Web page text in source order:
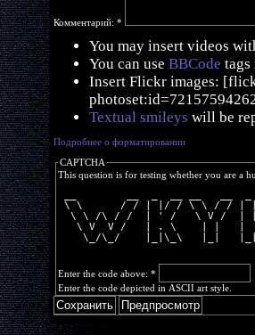
Комментарий: *
You may insert videos
You can use BBCode
Insert Flickr images:
Textual smileys will be
Подробнее о форматировании
CAPTCHA
This question is for testing whether you are a
\ \      / / | |/ / \ \ / / |
\ \ /\ / /  | ' /   \ V /  |
\ V  V /   | . \    | |   |
\_/\_/    |_|\_\   |_|   |_|
Enter the code above: *
Enter the code depicted in ASCII art style.